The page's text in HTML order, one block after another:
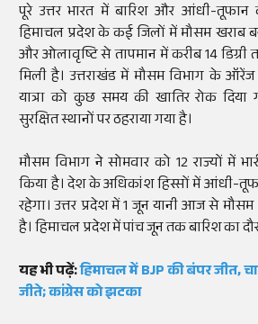
पूरे उत्तर भारत में बारिश और आंधी-तूफान
हिमाचल प्रदेश के कई जिलों में मौसम खराब
और ओलावृष्टि से तापमान में करीब 14
मिली है। उत्तराखंड में मौसम विभाग के
यात्रा को कुछ समय की खातिर रोक दिया
सुरक्षित स्थानों पर ठहराया गया है।
मौसम विभाग ने सोमवार को 12 राज्यों में
किया है। देश के अधिकांश हिस्सों में आंधी-
रहेगा। उत्तर प्रदेश में 1 जून यानी आज से
है। हिमाचल प्रदेश में पांच जून तक बारिश का दौर
यह भी पढ़ें:हिमाचल में BJP की बंपर जीत,
जीते; कांग्रेस को झटका